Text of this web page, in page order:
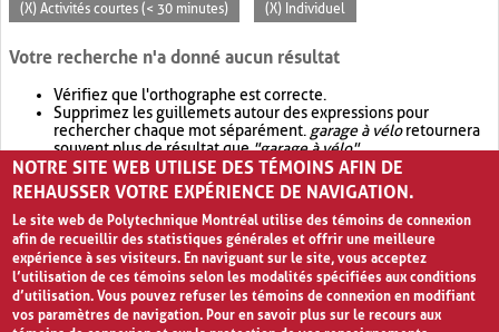
(X) Activités courtes (< 30 minutes) (X) Individuel
Votre recherche n'a donné aucun résultat
Vérifiez que l'orthographe est correcte.
Supprimez les guillemets autour des expressions pour
rechercher chaque mot séparément. garage à véloretournera
souvent plus de résultat que"garage à vélo".
Envisagez d'élargir votre recherche avec OR.garage OR vélo
retournera souvent plus de résultat quegarage à vélo
NOTRE SITE WEB UTILISE DES TÉMOINS AFIN DE
REHAUSSER VOTRE EXPÉRIENCE DE NAVIGATION.
Le site web de Polytechnique Montréal utilise des témoins de connexion
afin de recueillir des statistiques générales et offrir une meilleure
expérience à ses visiteurs. En naviguant sur le site, vous acceptez
l’utilisation de ces témoins selon les modalités spécifiées aux conditions
d’utilisation. Vous pouvez refuser les témoins de connexion en modifiant
vos paramètres de navigation. Pour en savoir plus sur le recours aux